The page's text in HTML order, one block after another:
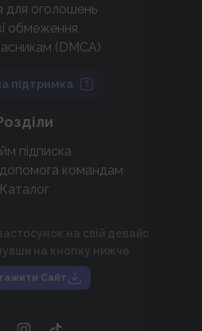
для оголошень
обмеження
(DMCA)
підтримка
підписка
допомога командам
Каталог
на свій девайс
на кнопку нижче
Сайт